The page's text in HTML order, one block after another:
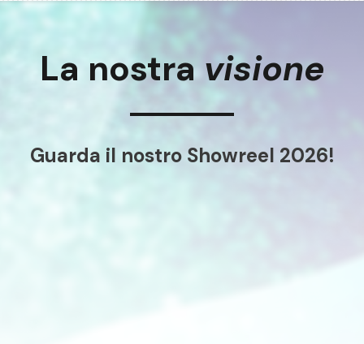
La nostra visione
Guarda il nostro Showreel 2026!